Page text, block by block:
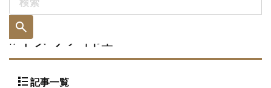
#イタリア料理
記事一覧